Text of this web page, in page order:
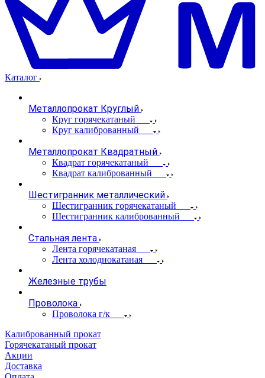
Каталог
Металлопрокат Круглый
Круг горячекатаный
Круг калиброванный
Металлопрокат Квадратный
Квадрат горячекатаный
Квадрат калиброванный
Шестигранник металлический
Шестигранник горячекатаный
Шестигранник калиброванный
Стальная лента
Лента горячекатаная
Лента холоднокатаная
Железные трубы
Проволока
Проволока г/к
Калиброванный прокат
Горячекатаный прокат
Акции
Доставка